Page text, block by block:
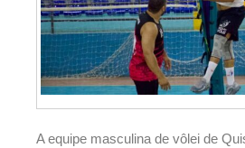
A equipe masculina de vôlei de